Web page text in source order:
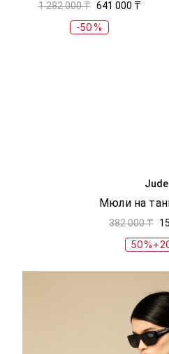
1 282 000 ₸ 641 000 ₸
-50%
Jude
382 000 ₸